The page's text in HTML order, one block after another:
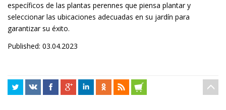
específicos de las plantas perennes que piensa plantar y
seleccionar las ubicaciones adecuadas en su jardín para
garantizar su éxito.
Published: 03.04.2023